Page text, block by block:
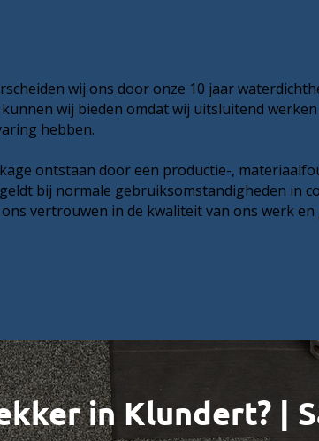
wij ons door onze 10 jaar
wij bieden omdat wij uitsluitend
hebben.
ontstaan door een productie-,
bij normale gebruiksomstandigheden in
vertrouwen in de kwaliteit van ons werk
in Klundert? |